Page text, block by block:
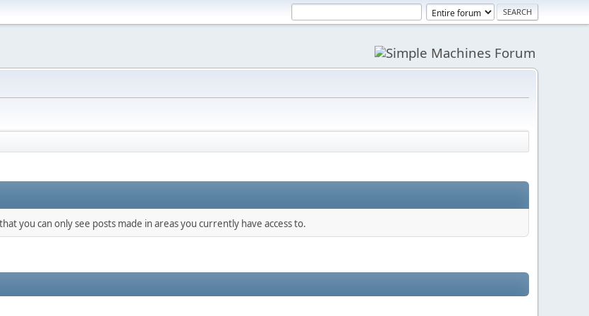
you can only see posts made in areas you currently have access to.